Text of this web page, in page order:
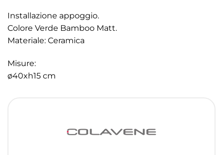
Installazione appoggio.
Colore Verde Bamboo Matt.
Materiale: Ceramica
Misure:
ø40xh15 cm